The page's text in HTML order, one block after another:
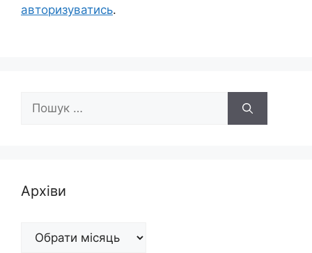
авторизуватись.
Пошук:
Архіви
Архіви